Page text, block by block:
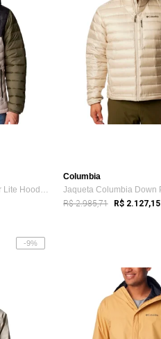
Jaqueta Columbia Powder Lite Hooded Bege Masculino
Columbia
R$ 2.985,71 R$ 2.127,15
-9%